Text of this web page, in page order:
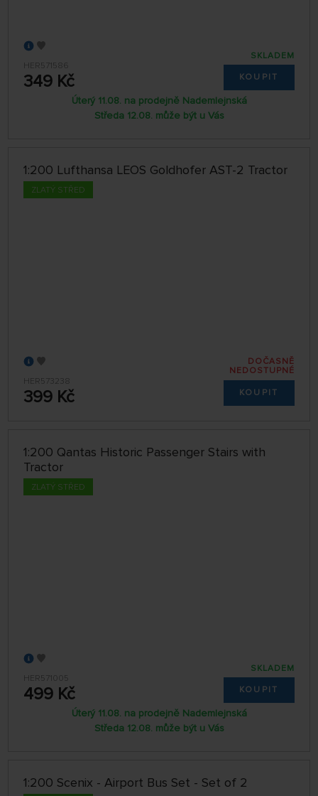
HER571586
349 Kč
SKLADEM
KOUPIT
Úterý 11.08. na prodejně Nademlejnská
Středa 12.08. může být u Vás
1:200 Lufthansa LEOS Goldhofer AST-2 Tractor
ZLATÝ STŘED
HER573238
399 Kč
DOČASNĚ
NEDOSTUPNÉ
KOUPIT
1:200 Qantas Historic Passenger Stairs with
Tractor
ZLATÝ STŘED
HER571005
499 Kč
SKLADEM
KOUPIT
Úterý 11.08. na prodejně Nademlejnská
Středa 12.08. může být u Vás
1:200 Scenix - Airport Bus Set - Set of 2